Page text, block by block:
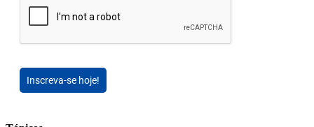
Inscreva-se hoje!